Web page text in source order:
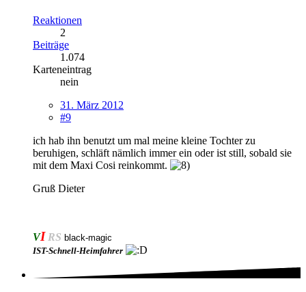
Reaktionen
2
Beiträge
1.074
Karteneintrag
nein
31. März 2012
#9
ich hab ihn benutzt um mal meine kleine Tochter zu
beruhigen, schläft nämlich immer ein oder ist still, sobald sie
mit dem Maxi Cosi reinkommt.
Gruß Dieter
VI RS black-magic
IST-Schnell-Heimfahrer